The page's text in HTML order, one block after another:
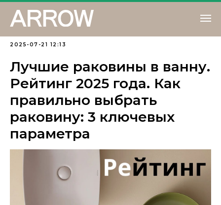
2025-07-21 12:13
Лучшие раковины в ванну.
Рейтинг 2025 года. Как
правильно выбрать
раковину: 3 ключевых
параметра